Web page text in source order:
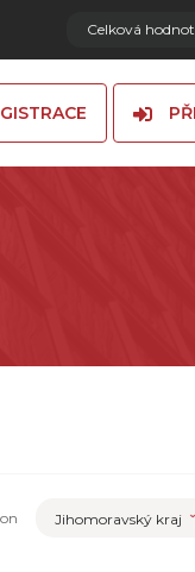
Celková
Jihomoravský kraj